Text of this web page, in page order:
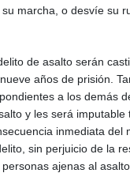
marcha, o desvíe su
de asalto serán
años de prisión.
a los demás
y les será imputable
inmediata del
sin perjuicio de la
ajenas al asalto.